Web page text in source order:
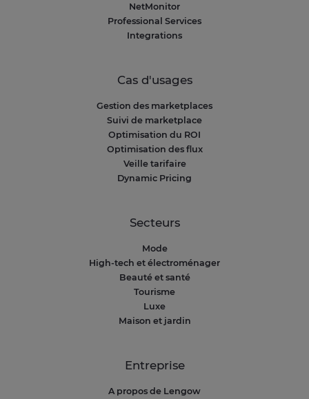
NetMonitor
Professional Services
Integrations
Cas d'usages
Gestion des marketplaces
Suivi de marketplace
Optimisation du ROI
Optimisation des flux
Veille tarifaire
Dynamic Pricing
Secteurs
Mode
High-tech et électroménager
Beauté et santé
Tourisme
Luxe
Maison et jardin
Entreprise
A propos de Lengow